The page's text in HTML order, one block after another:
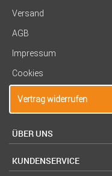
Versand
AGB
Impressum
Cookies
Vertrag widerrufen
ÜBER UNS
KUNDENSERVICE